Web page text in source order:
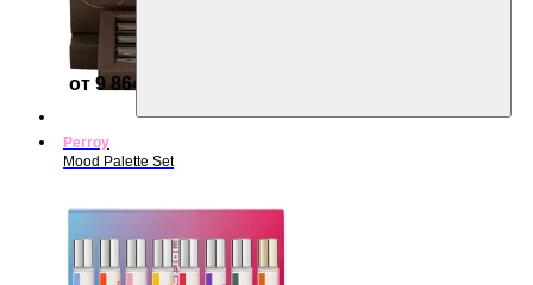
от 9 864 ₽
Perroy
Mood Palette Set